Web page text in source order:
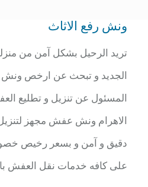
ونش رفع الاثاث
تريد الرحيل بشكل آمن من
الجديد و تبحث عن ارخص ونش
المسئول عن تنزيل و تطليع
الاهرام ونش عفش مجهز
على كافه خدمات نقل العفش